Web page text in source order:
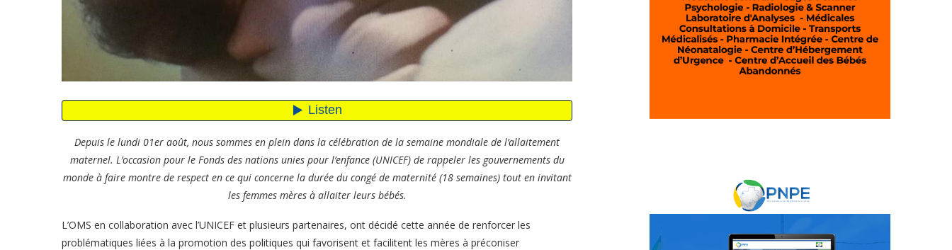
Depuis le lundi 01er août, nous sommes en plein dans la célébration de la semaine mondiale de l’allaitement
maternel. L’occasion pour le Fonds des nations unies pour l’enfance (UNICEF) de rappeler les gouvernements du
monde à faire montre de respect en ce qui concerne la durée du congé de maternité (18 semaines) tout en invitant
les femmes mères à allaiter leurs bébés.
L’OMS en collaboration avec l’UNICEF et plusieurs partenaires, ont décidé cette année de renforcer les
problématiques liées à la promotion des politiques qui favorisent et facilitent les mères à préconiser